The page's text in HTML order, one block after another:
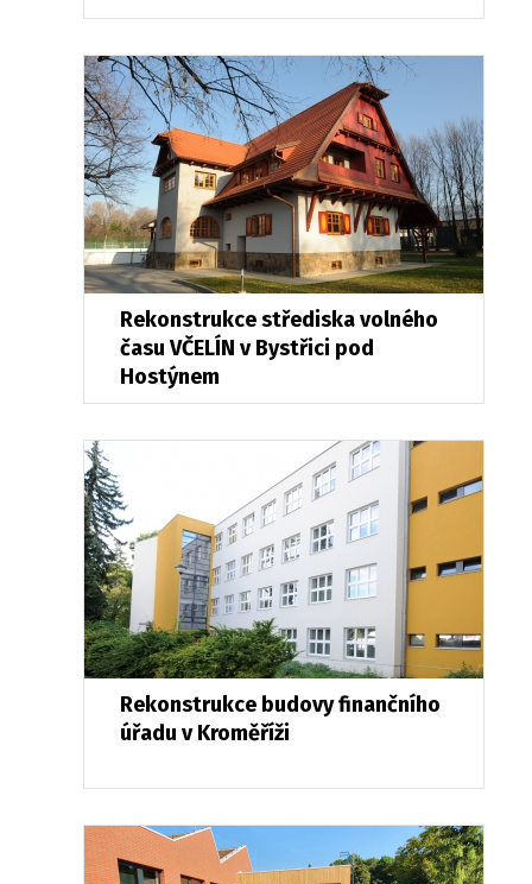
Rekonstrukce střediska volného
času VČELÍN v Bystřici pod
Hostýnem
Rekonstrukce budovy finančního
úřadu v Kroměříži